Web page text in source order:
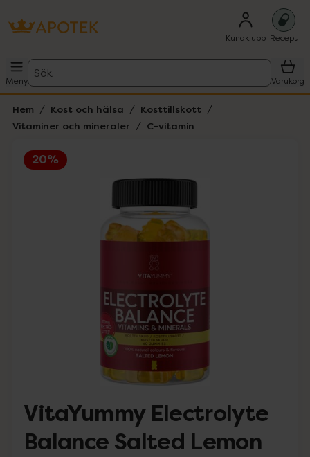
Kundklubb Recept
Meny
Sök
Varukorg
Hem Kost och hälsa
Kosttillskott
Vitaminer och mineraler
C-vitamin
20%
VitaYummy Electrolyte
Balance Salted Lemon